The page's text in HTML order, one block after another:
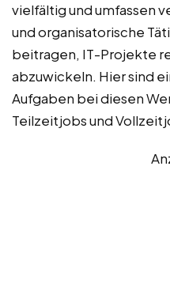
vielfältig und umfassen
und organisatorische
beitragen, IT-Projekte
abzuwickeln. Hier sind
Aufgaben bei diesen
Teilzeitjobs und